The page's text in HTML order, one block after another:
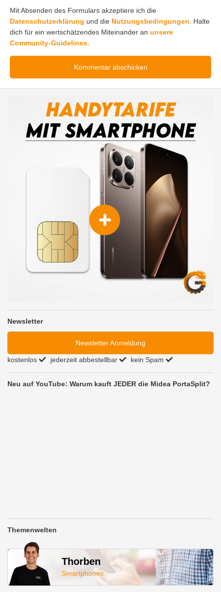
Mit Absenden des Formulars akzeptiere ich die
Datenschutzerklärung und die Nutzungsbedingungen . Halte
dich für ein wertschätzendes Miteinander an unsere
Community-Guidelines.
Newsletter
Newsletter Anmeldung
kostenlos jederzeit abbestellbar kein Spam
Neu auf YouTube: Warum kauft JEDER die Midea PortaSplit?
Themenwelten
Thorben
Smartphones